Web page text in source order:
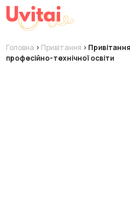
Головна > Привітання >
професійно-технічної освіти